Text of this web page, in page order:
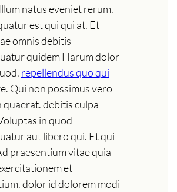
natus eveniet rerum.
est qui qui at. Et
omnis debitis
quidem Harum dolor
repellendus quo qui
Qui non possimus vero
quaerat. debitis culpa
in quod
aut libero qui. Et qui
praesentium vitae quia
et
dolor id dolorem modi